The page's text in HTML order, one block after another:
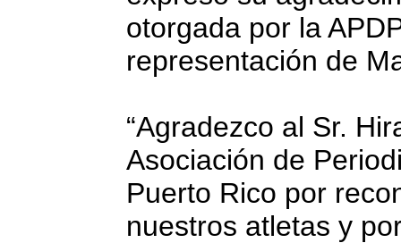
otorgada por la
representación de
“Agradezco al Sr.
Asociación de
Puerto Rico por
nuestros atletas y